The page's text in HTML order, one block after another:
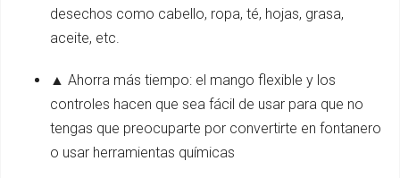
desechos como cabello, ropa, té, hojas, grasa,
aceite, etc.
▲ Ahorra más tiempo: el mango flexible y los
controles hacen que sea fácil de usar para que no
tengas que preocuparte por convertirte en fontanero
o usar herramientas químicas